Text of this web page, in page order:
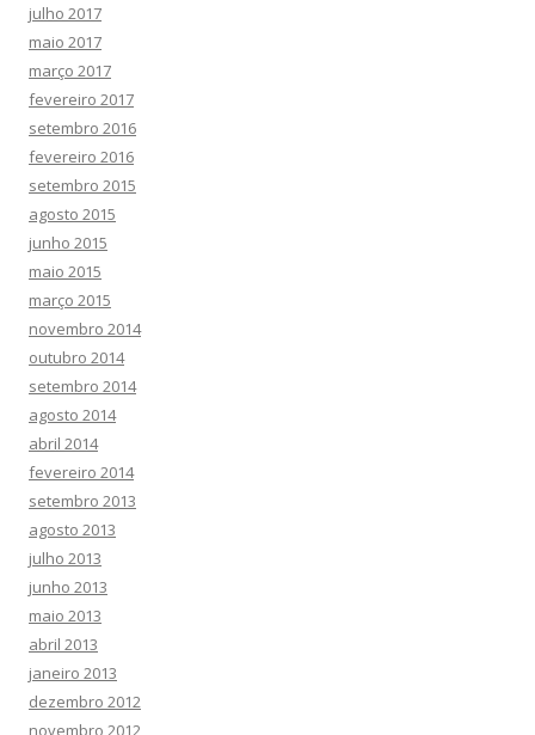
julho 2017
maio 2017
março 2017
fevereiro 2017
setembro 2016
fevereiro 2016
setembro 2015
agosto 2015
junho 2015
maio 2015
março 2015
novembro 2014
outubro 2014
setembro 2014
agosto 2014
abril 2014
fevereiro 2014
setembro 2013
agosto 2013
julho 2013
junho 2013
maio 2013
abril 2013
janeiro 2013
dezembro 2012
novembro 2012